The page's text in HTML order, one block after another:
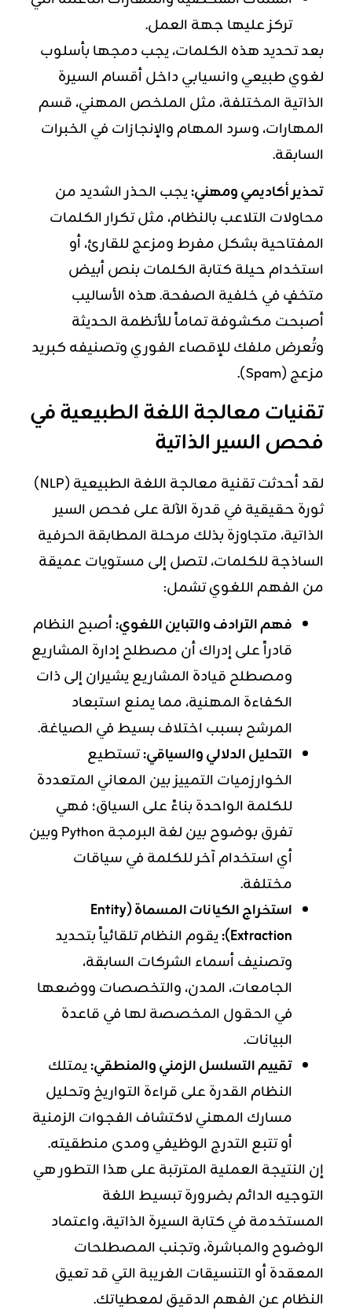
تركز عليها جهة العمل.
بعد تحديد هذه الكلمات، يجب دمجها بأسلوب
لغوي طبيعي وانسيابي داخل أقسام السيرة
الذاتية المختلفة، مثل الملخص المهني، قسم
المهارات، وسرد المهام والإنجازات في الخبرات
السابقة.
تحذير أكاديمي ومهني:يجب الحذر الشديد من
محاولات التلاعب بالنظام، مثل تكرار الكلمات
المفتاحية بشكل مفرط ومزعج للقارئ، أو
استخدام حيلة كتابة الكلمات بنص أبيض
متخفٍ في خلفية الصفحة. هذه الأساليب
أصبحت مكشوفة تماماً للأنظمة الحديثة
وتُعرض ملفك للإقصاء الفوري وتصنيفه كبريد
مزعج (Spam).
تقنيات معالجة اللغة الطبيعية في
فحص السير الذاتية
لقد أحدثت تقنية معالجة اللغة الطبيعية (NLP)
ثورة حقيقية في قدرة الآلة على فحص السير
الذاتية، متجاوزة بذلك مرحلة المطابقة الحرفية
الساذجة للكلمات، لتصل إلى مستويات عميقة
من الفهم اللغوي تشمل:
فهم الترادف والتباين اللغوي:أصبح النظام
قادراً على إدراك أن مصطلح إدارة المشاريع
ومصطلح قيادة المشاريع يشيران إلى ذات
الكفاءة المهنية، مما يمنع استبعاد
المرشح بسبب اختلاف بسيط في الصياغة.
التحليل الدلالي والسياقي:تستطيع
الخوارزميات التمييز بين المعاني المتعددة
للكلمة الواحدة بناءً على السياق؛ فهي
تفرق بوضوح بين لغة البرمجة Python وبين
أي استخدام آخر للكلمة في سياقات
مختلفة.
استخراج الكيانات المسماة (Entity
Extraction): يقوم النظام تلقائياً بتحديد
وتصنيف أسماء الشركات السابقة،
الجامعات، المدن، والتخصصات ووضعها
في الحقول المخصصة لها في قاعدة
البيانات.
تقييم التسلسل الزمني والمنطقي:يمتلك
النظام القدرة على قراءة التواريخ وتحليل
مسارك المهني لاكتشاف الفجوات الزمنية
أو تتبع التدرج الوظيفي ومدى منطقيته.
إن النتيجة العملية المترتبة على هذا التطور هي
التوجيه الدائم بضرورة تبسيط اللغة
المستخدمة في كتابة السيرة الذاتية، واعتماد
الوضوح والمباشرة، وتجنب المصطلحات
المعقدة أو التنسيقات الغريبة التي قد تعيق
النظام عن الفهم الدقيق لمعطياتك.